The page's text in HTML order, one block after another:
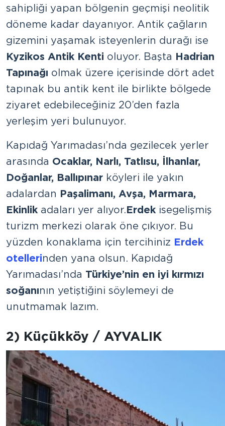
sahipliği yapan bölgenin geçmişi neolitik
döneme kadar dayanıyor. Antik çağların
gizemini yaşamak isteyenlerin durağı ise
Kyzikos Antik Kenti oluyor. Başta Hadrian
Tapınağı olmak üzere içerisinde dört adet
tapınak bu antik kent ile birlikte bölgede
ziyaret edebileceğiniz 20’den fazla
yerleşim yeri bulunuyor.
Kapıdağ Yarımadası’nda gezilecek yerler
arasında Ocaklar, Narlı, Tatlısu, İlhanlar,
Doğanlar, Ballıpınar köyleri ile yakın
adalardan Paşalimanı, Avşa, Marmara,
Ekinlik adaları yer alıyor.Erdek ise gelişmiş
turizm merkezi olarak öne çıkıyor. Bu
yüzden konaklama için tercihiniz Erdek
otellerinden yana olsun. Kapıdağ
Yarımadası’nda Türkiye’nin en iyi kırmızı
soğanının yetiştiğini söylemeyi de
unutmamak lazım.
2) Küçükköy / AYVALIK